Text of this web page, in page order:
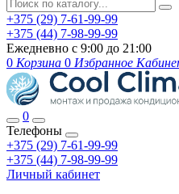
+375 (29) 7-61-99-99
+375 (44) 7-98-99-99
Ежедневно с 9:00 до 21:00
0 Корзина 0 Избранное
0
Телефоны
+375 (29) 7-61-99-99
+375 (44) 7-98-99-99
Личный кабинет